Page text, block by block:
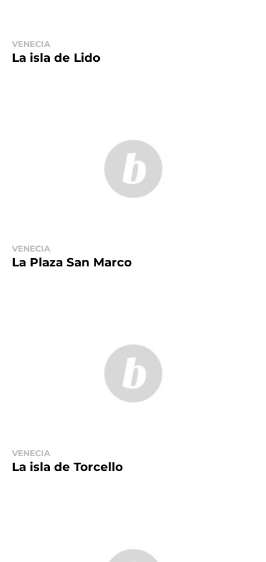
VENECIA
La isla de Lido
VENECIA
La Plaza San Marco
VENECIA
La isla de Torcello